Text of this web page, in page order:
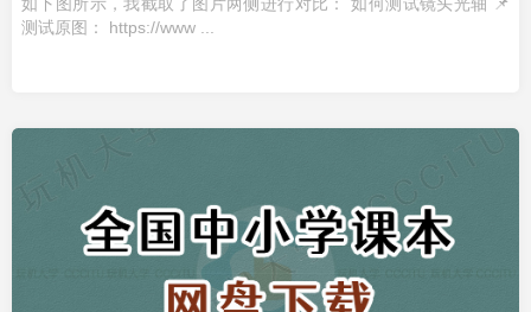
测试原图： https://www ...